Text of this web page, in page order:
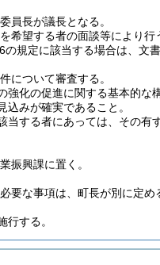
員長が議長となる。
希望する者の面談等により行
の規定に該当する場合は、文
について審査する。
強化の促進に関する基本的な
みが確実であること。
当する者にあっては、その有
振興課に置く。
要な事項は、町長が別に定め
行する。